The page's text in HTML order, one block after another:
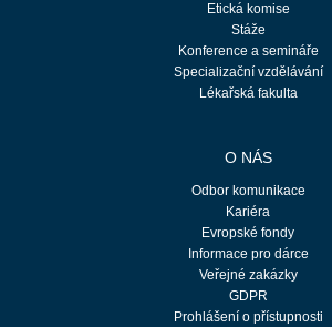
Etická komise
Stáže
Konference a semináře
Specializační vzdělávání
Lékařská fakulta
O NÁS
Odbor komunikace
Kariéra
Evropské fondy
Informace pro dárce
Veřejné zakázky
GDPR
Prohlášení o přístupnosti